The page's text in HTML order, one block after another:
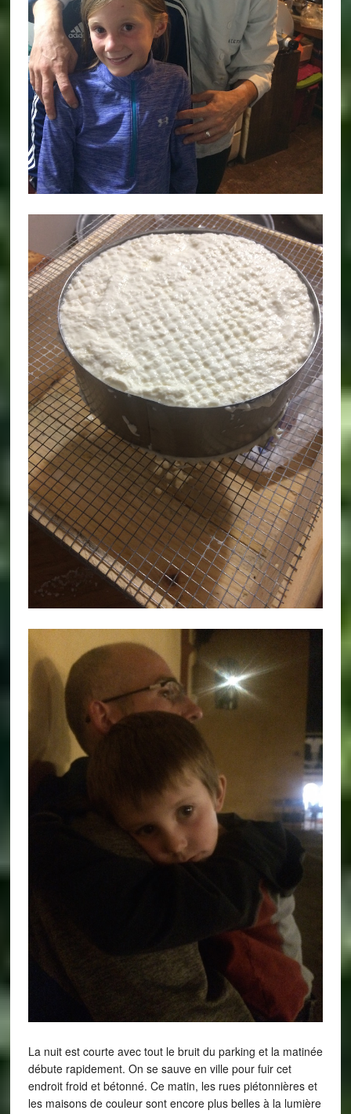
La nuit est courte avec tout le bruit du parking et la matinée
débute rapidement. On se sauve en ville pour fuir cet
endroit froid et bétonné. Ce matin, les rues piétonnières et
les maisons de couleur sont encore plus belles à la lumière